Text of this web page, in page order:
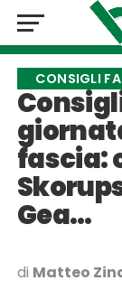
CONSIGLI
fascia:
Gea…
di Matteo